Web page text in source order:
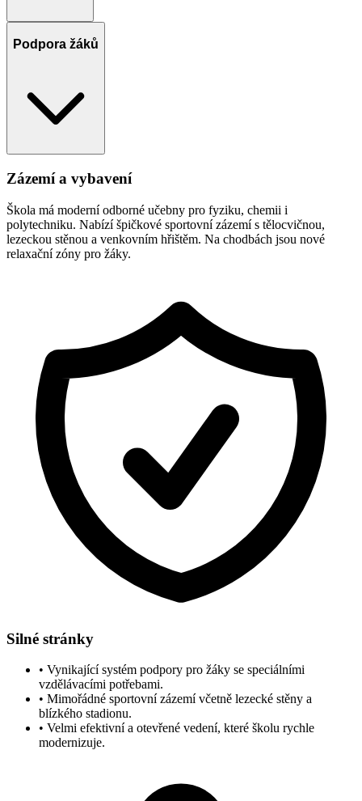
Podpora žáků
Zázemí a vybavení
Škola má moderní odborné učebny pro fyziku, chemii i
polytechniku. Nabízí špičkové sportovní zázemí s tělocvičnou,
lezeckou stěnou a venkovním hřištěm. Na chodbách jsou nové
relaxační zóny pro žáky.
Silné stránky
• Vynikající systém podpory pro žáky se speciálními
vzdělávacími potřebami.
• Mimořádné sportovní zázemí včetně lezecké stěny a
blízkého stadionu.
• Velmi efektivní a otevřené vedení, které školu rychle
modernizuje.